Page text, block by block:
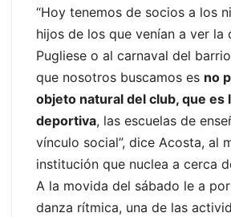
“Hoy tenemos de socios a los
hijos de los que venían a ver la
Pugliese o al carnaval del
que nosotros buscamos es no
objeto natural del club, que es
deportiva, las escuelas de
vínculo social”, dice Acosta, al
institución que nuclea a cerca
A la movida del sábado le a
danza rítmica, una de las